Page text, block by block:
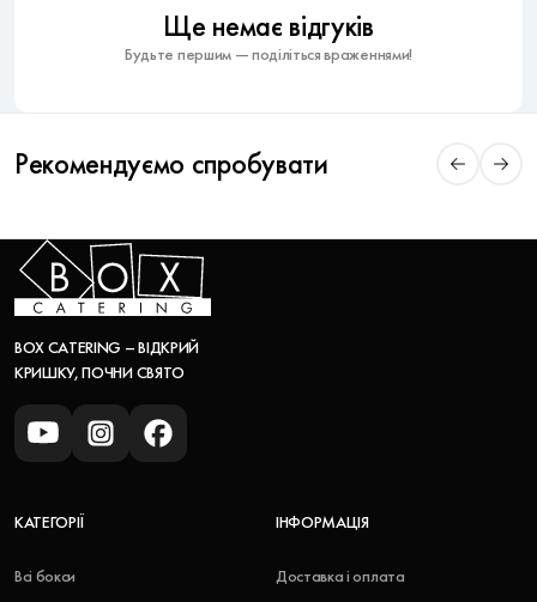
Ще немає відгуків
Будьте першим — поділіться враженнями!
Рекомендуємо спробувати
BOX CATERING – ВІДКРИЙ
КРИШКУ, ПОЧНИ СВЯТО
КАТЕГОРІЇ
Всі бокси
ІНФОРМАЦІЯ
Доставка і оплата